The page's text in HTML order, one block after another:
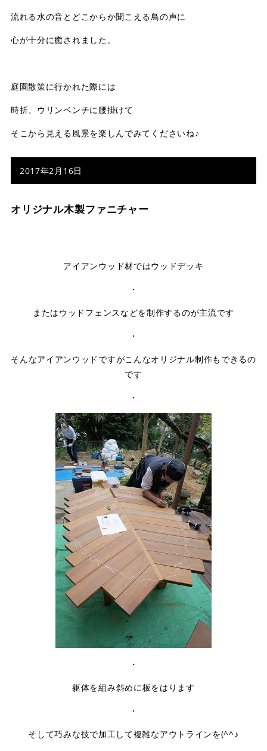
流れる水の音とどこからか聞こえる鳥の声に
心が十分に癒されました。
庭園散策に行かれた際には
時折、ウリンベンチに腰掛けて
そこから見える風景を楽しんでみてくださいね♪
2017年2月16日
オリジナル木製ファニチャー
アイアンウッド材ではウッドデッキ
・
またはウッドフェンスなどを制作するのが主流です
・
そんなアイアンウッドですがこんなオリジナル制作もできるの
です
・
・
躯体を組み斜めに板をはります
・
そして巧みな技で加工して複雑なアウトラインを(^^♪